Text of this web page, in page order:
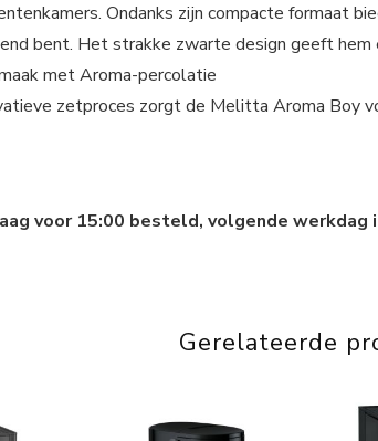
Ondanks zijn compacte formaat
bent. Het strakke zwarte design geeft hem
met Aroma-percolatie
zetproces zorgt de Melitta Aroma Boy
voor 15:00 besteld, volgende werkdag
Gerelateerde